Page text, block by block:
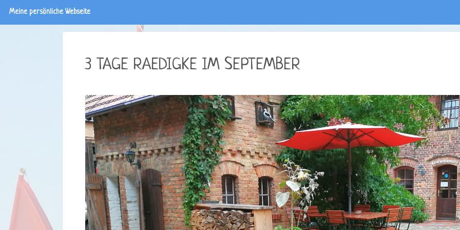
Meine persönliche Webseite
3 TAGE RAEDIGKE IM SEPTEMBER